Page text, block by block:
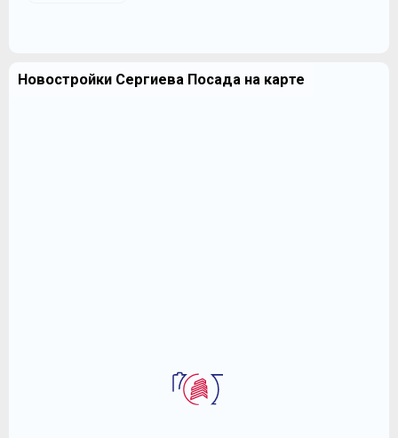
Новостройки Сергиева Посада на карте